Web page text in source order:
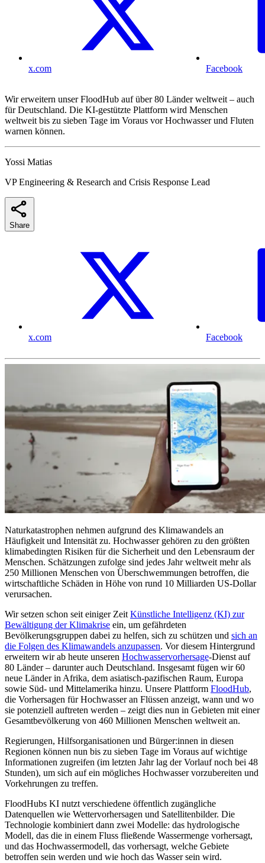
x.com Facebook
Wir erweitern unser FloodHub auf über 80 Länder weltweit – auch
für Deutschland. Die KI-gestützte Plattform wird Menschen
weltweit bis zu sieben Tage im Voraus vor Hochwasser und Fluten
warnen können.
Yossi Matias
VP Engineering & Research and Crisis Response Lead
Share
x.com Facebook
Naturkatastrophen nehmen aufgrund des Klimawandels an
Häufigkeit und Intensität zu. Hochwasser gehören zu den größten
klimabedingten Risiken für die Sicherheit und den Lebensraum der
Menschen. Schätzungen zufolge sind jedes Jahr weltweit mehr als
250 Millionen Menschen von Überschwemmungen betroffen, die
wirtschaftliche Schäden in Höhe von rund 10 Milliarden US-Dollar
verursachen.
Wir setzen schon seit einiger Zeit Künstliche Intelligenz (KI) zur
Bewältigung der Klimakrise ein, um gefährdeten
Bevölkerungsgruppen dabei zu helfen, sich zu schützen und sich an
die Folgen des Klimawandels anzupassen. Vor diesem Hintergrund
erweitern wir ab heute unseren Hochwasservorhersage-Dienst auf
80 Länder – darunter auch Deutschland. Insgesamt fügen wir 60
neue Länder in Afrika, dem asiatisch-pazifischen Raum, Europa
sowie Süd- und Mittelamerika hinzu. Unsere Plattform FloodHub,
die Vorhersagen für Hochwasser an Flüssen anzeigt, wann und wo
sie potenziell auftreten werden – zeigt dies nun in Gebieten mit einer
Gesamtbevölkerung von 460 Millionen Menschen weltweit an.
Regierungen, Hilfsorganisationen und Bürger:innen in diesen
Regionen können nun bis zu sieben Tage im Voraus auf wichtige
Informationen zugreifen (im letzten Jahr lag der Vorlauf noch bei 48
Stunden), um sich auf ein mögliches Hochwasser vorzubereiten und
Vorkehrungen zu treffen.
FloodHubs KI nutzt verschiedene öffentlich zugängliche
Datenquellen wie Wettervorhersagen und Satellitenbilder. Die
Technologie kombiniert dann zwei Modelle: das hydrologische
Modell, das die in einem Fluss fließende Wassermenge vorhersagt,
und das Hochwassermodell, das vorhersagt, welche Gebiete
betroffen sein werden und wie hoch das Wasser sein wird.